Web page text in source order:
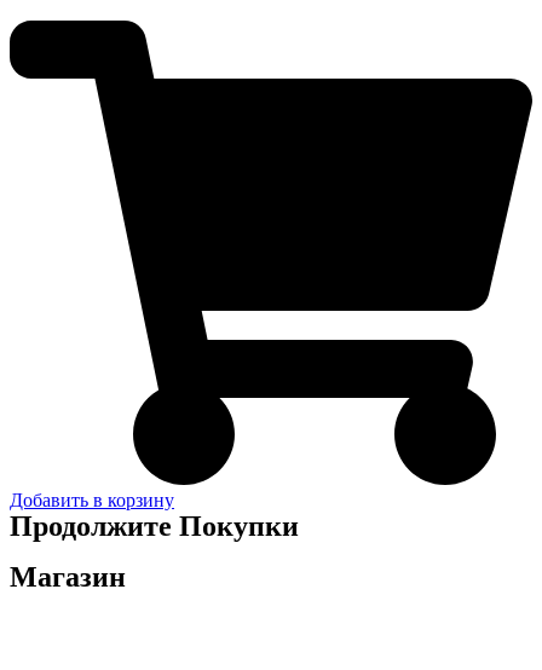
Добавить в корзину
Продолжите Покупки
Магазин